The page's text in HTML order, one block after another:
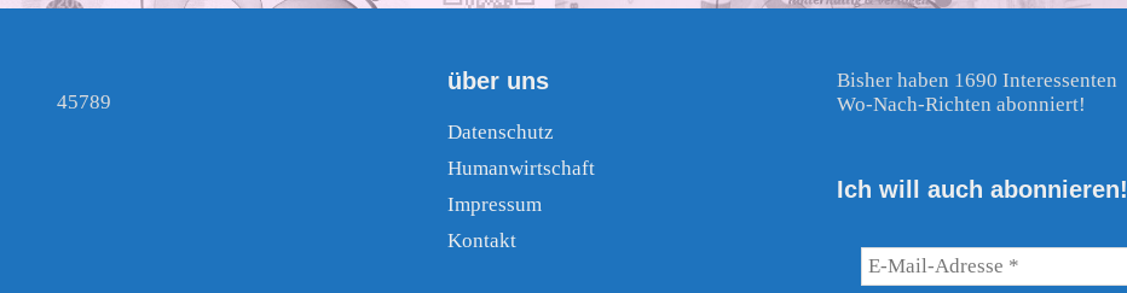
45789
über uns
Datenschutz
Humanwirtschaft
Impressum
Kontakt
Bisher haben 1690 Interessenten
Wo-Nach-Richten abonniert!
Ich will auch abonnieren!